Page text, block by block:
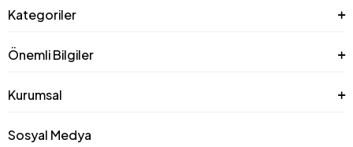
Kategoriler
Önemli Bilgiler
Kurumsal
Sosyal Medya